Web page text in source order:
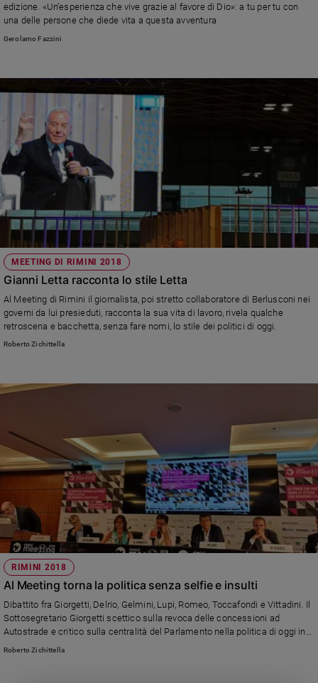
edizione. «Un’esperienza che vive grazie al favore di Dio»: a tu per tu con
una delle persone che diede vita a questa avventura
Gerolamo Fazzini
MEETING DI RIMINI 2018
Gianni Letta racconta lo stile Letta
Al Meeting di Rimini il giornalista, poi stretto collaboratore di Berlusconi nei
governi da lui presieduti, racconta la sua vita di lavoro, rivela qualche
retroscena e bacchetta, senza fare nomi, lo stile dei politici di oggi.
Roberto Zichittella
RIMINI 2018
Al Meeting torna la politica senza selfie e insulti
Dibattito fra Giorgetti, Delrio, Gelmini, Lupi, Romeo, Toccafondi e Vittadini. Il
Sottosegretario Giorgetti scettico sulla revoca delle concessioni ad
Autostrade e critico sulla centralità del Parlamento nella politica di oggi in
Italia. Cottarelli: "Più del reddito di cittadinanza i giovani avrebbero bisogno
Roberto Zichittella